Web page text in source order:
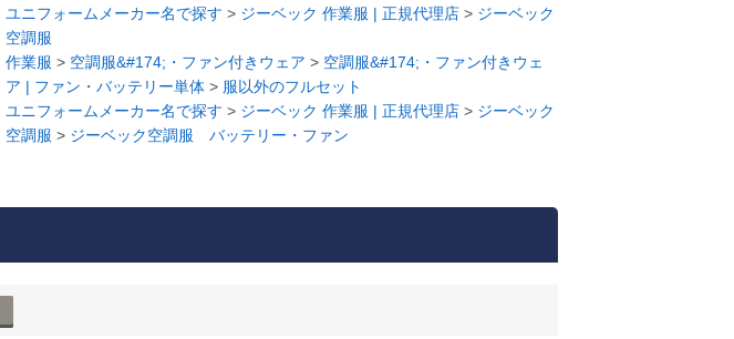
ユニフォームメーカー名で探す > ジーベック 作業服 | 正規代理店 > ジーベック
空調服
作業服 > 空調服&#174;・ファン付きウェア > 空調服&#174;・ファン付きウェ
ア | ファン・バッテリー単体 > 服以外のフルセット
ユニフォームメーカー名で探す > ジーベック 作業服 | 正規代理店 > ジーベック
空調服 > ジーベック空調服 バッテリー・ファン